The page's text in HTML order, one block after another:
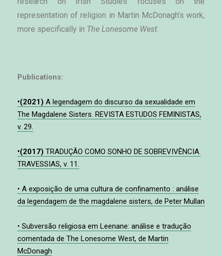
representation of religion in Martin McDonagh’s work,
more specifically in The Lonesome West.
Publications:
•(2021) A legendagem do discurso da sexualidade em
The Magdalene Sisters. REVISTA ESTUDOS FEMINISTAS,
v. 29.
•(2017) TRADUÇÃO COMO SONHO DE SOBREVIVÊNCIA.
TRAVESSIAS, v. 11.
• A exposição de uma cultura de confinamento : análise
da legendagem de the magdalene sisters, de Peter Mullan
• Subversão religiosa em Leenane: análise e tradução
comentada de The Lonesome West, de Martin
McDonagh